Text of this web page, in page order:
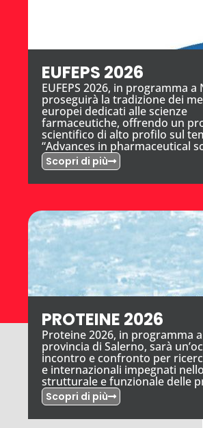
EUFEPS 2026
EUFEPS 2026, in programma a
proseguirà la tradizione dei
europei dedicati alle scienze
farmaceutiche, offrendo un
scientifico di alto profilo sul
“Advances in pharmaceutical
Scopri di più
PROTEINE 2026
Proteine 2026, in programma
provincia di Salerno, sarà
incontro e confronto per
e internazionali impegnati
strutturale e funzionale delle
Scopri di più